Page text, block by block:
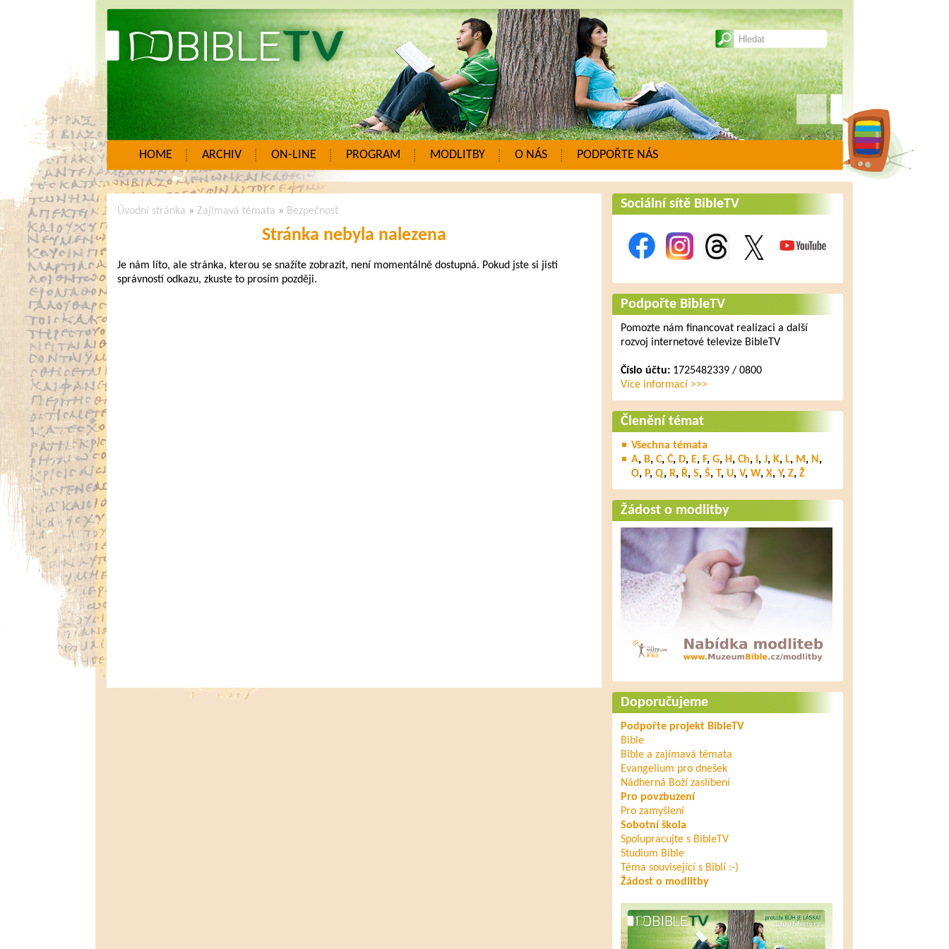
HOME ARCHIV ON-LINE PROGRAM MODLITBY O NÁS PODPOŘTE NÁS
Úvodní stránka » Zajímavá témata » Bezpečnost
Stránka nebyla nalezena
Je nám líto, ale stránka, kterou se snažíte zobrazit, není momentálně dostupná. Pokud jste si jisti
správností odkazu, zkuste to prosím později.
Sociální sítě BibleTV
Podpořte BibleTV
Pomozte nám financovat realizaci a další
rozvoj internetové televize BibleTV
Číslo účtu:1725482339 / 0800
Více informací >>>
Členění témat
Všechna témata
A, B, C, Č, D, E, F, G, H, Ch, , J, K, L, M, N ,
O, P, Q, R, Ř, S, Š, T, U, V, W, X, Y, Z, Ž
Žádost o modlitby
Doporučujeme
Podpořte projekt BibleTV
Bible
Bible a zajímavá témata
Evangelium pro dnešek
Nádherná Boží zaslíbení
Pro povzbuzení
Pro zamyšlení
Sobotní škola
Spolupracujte s BibleTV
Studium Bible
Téma související s Biblí :-)
Žádost o modlitby